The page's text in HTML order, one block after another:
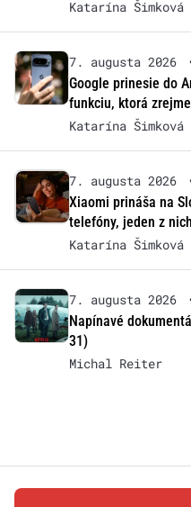
Katarína Šimková
7. augusta 2026
Google prinesie do
funkciu, ktorá
Katarína Šimková
7. augusta 2026
Xiaomi prináša na
telefóny, jeden z
Katarína Šimková
7. augusta 2026
Napínavé
31)
Michal Reiter